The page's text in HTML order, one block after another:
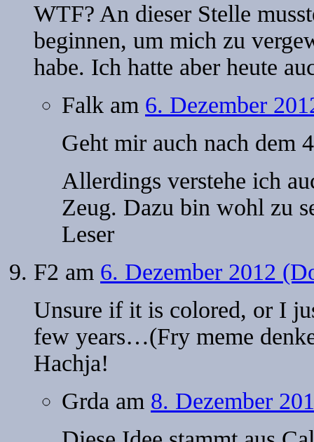
WTF? An dieser Stelle
beginnen, um mich zu
habe. Ich hatte aber heute
Falk am 6. Dezember
Geht mir auch nach dem
Allerdings verstehe ich
Zeug. Dazu bin wohl zu
Leser
F2 am 6. Dezember 2012
Unsure if it is colored, or I
few years…(Fry meme
Hachja!
Grda am 8. Dezember